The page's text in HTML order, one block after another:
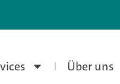
Über uns